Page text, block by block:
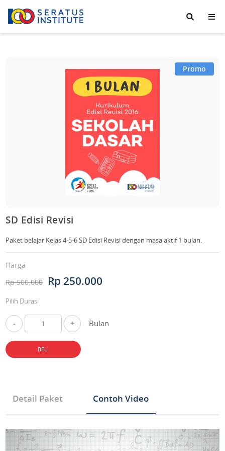
Seratus
Institute
Promo
SD Edisi Revisi
Paket belajar Kelas 4-5-6 SD Edisi Revisi dengan masa aktif 1 bulan.
Harga
Rp 500.000
Rp 250.000
Pilih Durasi
- + Bulan
BELI
Detail Paket Contoh Video
Tipe Produk Mata Pelajaran